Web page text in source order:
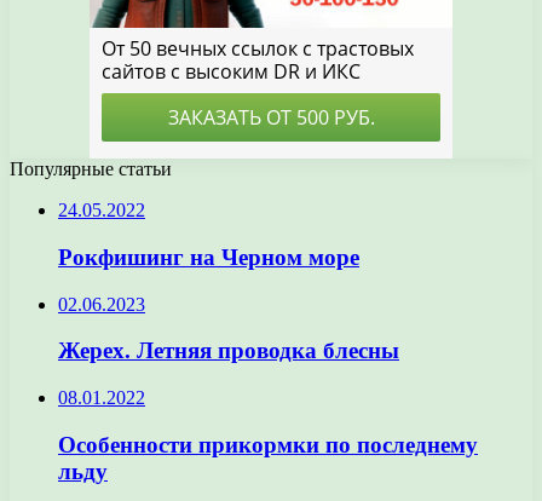
Популярные статьи
24.05.2022
Рокфишинг на Черном море
02.06.2023
Жерех. Летняя проводка блесны
08.01.2022
Особенности прикормки по последнему
льду